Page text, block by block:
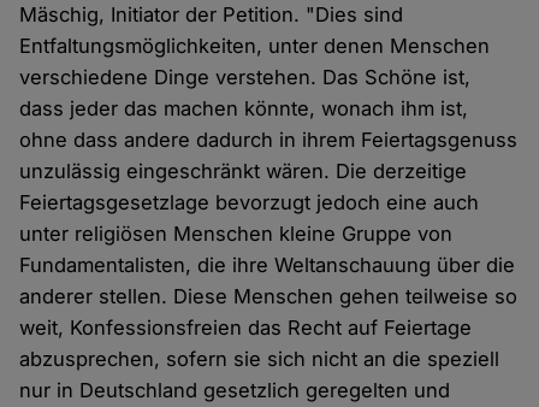
Mäschig, Initiator der Petition. "Dies sind
Entfaltungsmöglichkeiten, unter denen Menschen
verschiedene Dinge verstehen. Das Schöne ist,
dass jeder das machen könnte, wonach ihm ist,
ohne dass andere dadurch in ihrem Feiertagsgenuss
unzulässig eingeschränkt wären. Die derzeitige
Feiertagsgesetzlage bevorzugt jedoch eine auch
unter religiösen Menschen kleine Gruppe von
Fundamentalisten, die ihre Weltanschauung über die
anderer stellen. Diese Menschen gehen teilweise so
weit, Konfessionsfreien das Recht auf Feiertage
abzusprechen, sofern sie sich nicht an die speziell
nur in Deutschland gesetzlich geregelten und